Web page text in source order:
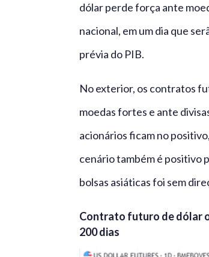
dólar perde força ante
nacional, em um dia que
prévia do PIB.
No exterior, os contratos
moedas fortes e ante
acionários ficam no
cenário também é positivo
bolsas asiáticas foi sem
Contrato futuro de dólar
200 dias